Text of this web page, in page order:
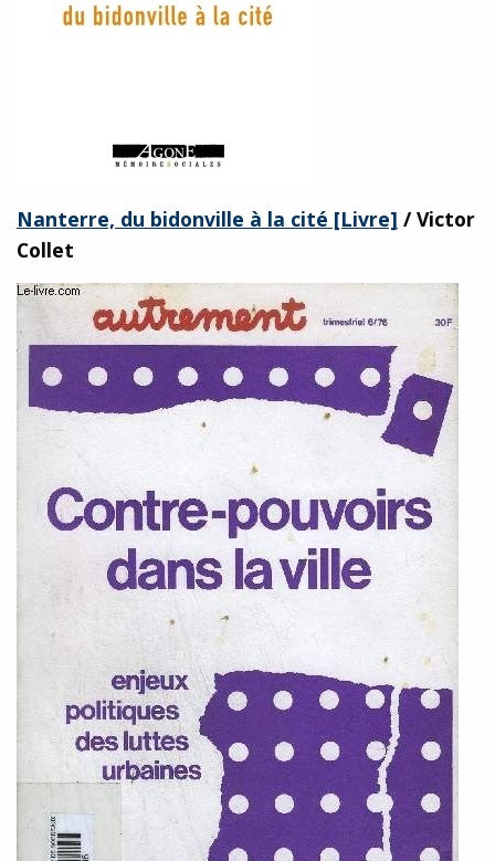
Nanterre, du bidonville à la cité [Livre] / Victor
Collet